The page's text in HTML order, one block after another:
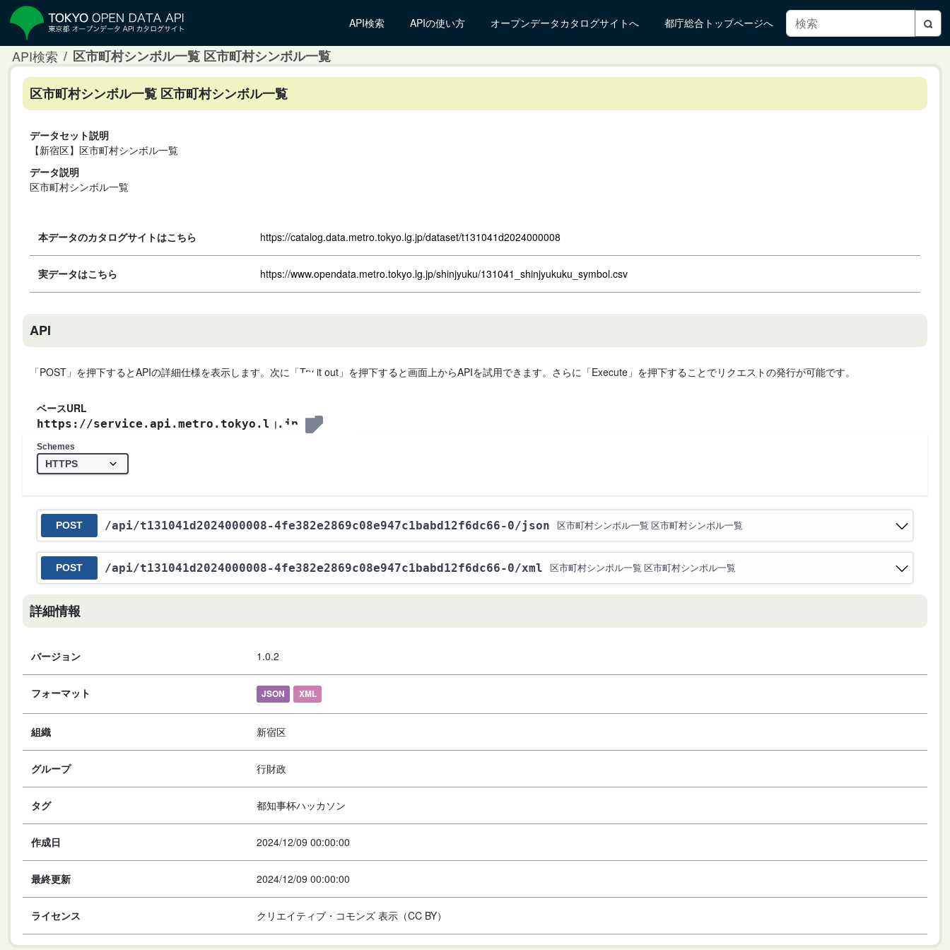
API検索 APIの使い方 オープンデータカタログサイトへ 都庁総合トップページへ
API検索 区市町村シンボル一覧 区市町村シンボル一覧
区市町村シンボル一覧 区市町村シンボル一覧
データセット説明
【新宿区】区市町村シンボル一覧
データ説明
区市町村シンボル一覧
本データのカタログサイトはこちら https://catalog.data.metro.tokyo.lg.jp/dataset/t131041d2024000008
実データはこちら https://www.opendata.metro.tokyo.lg.jp/shinjyuku/131041_shinjyukuku_symbol.csv
API
「POST」を押下するとAPIの詳細仕様を表示します。次に「Try it out」を押下すると画面上からAPIを試用できます。さらに「Execute」を押下することでリクエストの発行が可能です。
ベースURL
https://service.api.metro.tokyo.lg.jp
Schemes
POST /api/t131041d2024000008-4fe382e2869c08e947c1babd12f6dc66-0/json 区市町村シンボル一覧 区市町村シンボル一覧
POST /api/t131041d2024000008-4fe382e2869c08e947c1babd12f6dc66-0/xml 区市町村シンボル一覧 区市町村シンボル一覧
詳細情報
バージョン 1.0.2
フォーマット JSON XML
組織 新宿区
グループ 行財政
タグ 都知事杯ハッカソン
作成日 2024/12/09 00:00:00
最終更新 2024/12/09 00:00:00
ライセンス クリエイティブ・コモンズ 表示（CC BY）